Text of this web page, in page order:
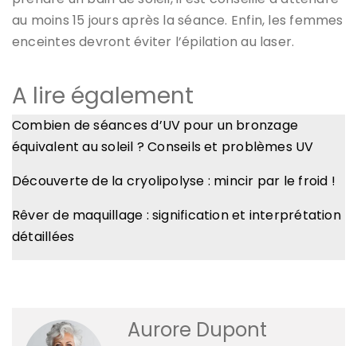
au moins 15 jours après la séance. Enfin, les femmes
enceintes devront éviter l’épilation au laser.
A lire également
Combien de séances d’UV pour un bronzage
équivalent au soleil ? Conseils et problèmes UV
Découverte de la cryolipolyse : mincir par le froid !
Rêver de maquillage : signification et interprétation
détaillées
Aurore Dupont